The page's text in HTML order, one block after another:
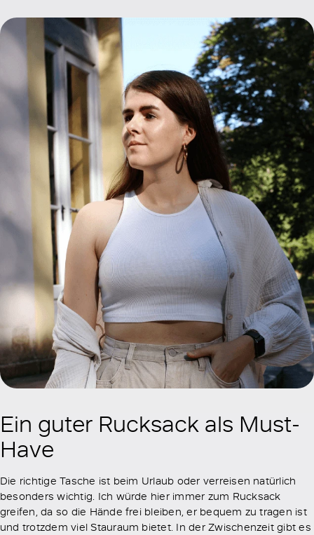
Ein guter Rucksack als Must-
Have
Die richtige Tasche ist beim Urlaub oder verreisen natürlich
besonders wichtig. Ich würde hier immer zum Rucksack
greifen, da so die Hände frei bleiben, er bequem zu tragen ist
und trotzdem viel Stauraum bietet. In der Zwischenzeit gibt es